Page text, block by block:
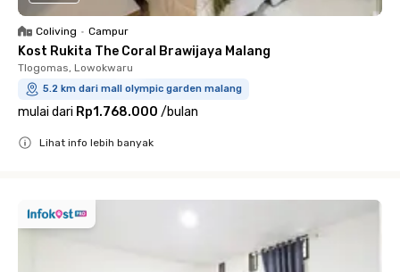
Coliving • Campur
Kost Rukita The Coral Brawijaya Malang
Tlogomas, Lowokwaru
5.2 km dari mall olympic garden malang
mulai dari Rp1.768.000 /bulan
Lihat info lebih banyak